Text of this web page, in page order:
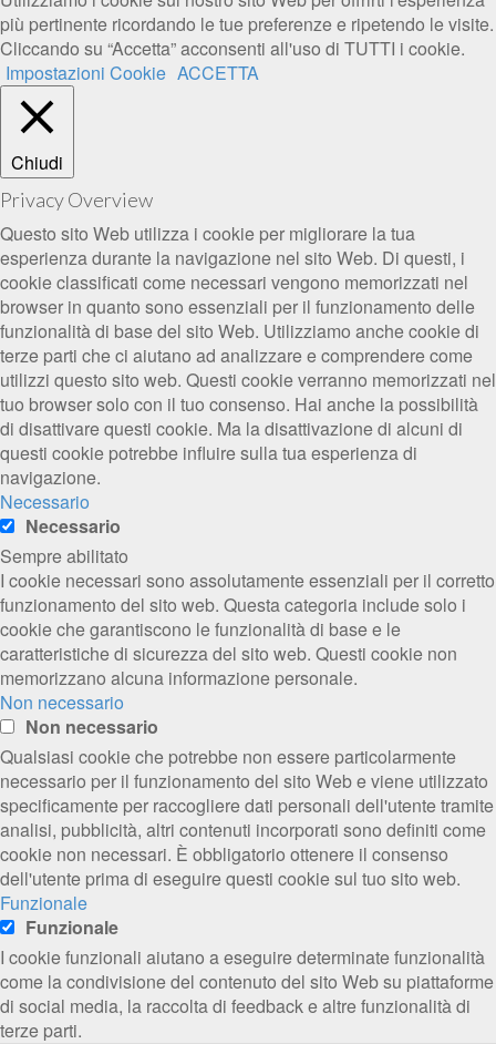
più pertinente ricordando le tue preferenze e ripetendo le visite.
Cliccando su “Accetta” acconsenti all'uso di TUTTI i cookie.
Impostazioni Cookie ACCETTA
Chiudi
Privacy Overview
Questo sito Web utilizza i cookie per migliorare la tua
esperienza durante la navigazione nel sito Web. Di questi, i
cookie classificati come necessari vengono memorizzati nel
browser in quanto sono essenziali per il funzionamento delle
funzionalità di base del sito Web. Utilizziamo anche cookie di
terze parti che ci aiutano ad analizzare e comprendere come
utilizzi questo sito web. Questi cookie verranno memorizzati nel
tuo browser solo con il tuo consenso. Hai anche la possibilità
di disattivare questi cookie. Ma la disattivazione di alcuni di
questi cookie potrebbe influire sulla tua esperienza di
navigazione.
Necessario
Necessario
Sempre abilitato
I cookie necessari sono assolutamente essenziali per il corretto
funzionamento del sito web. Questa categoria include solo i
cookie che garantiscono le funzionalità di base e le
caratteristiche di sicurezza del sito web. Questi cookie non
memorizzano alcuna informazione personale.
Non necessario
Non necessario
Qualsiasi cookie che potrebbe non essere particolarmente
necessario per il funzionamento del sito Web e viene utilizzato
specificamente per raccogliere dati personali dell'utente tramite
analisi, pubblicità, altri contenuti incorporati sono definiti come
cookie non necessari. È obbligatorio ottenere il consenso
dell'utente prima di eseguire questi cookie sul tuo sito web.
Funzionale
Funzionale
I cookie funzionali aiutano a eseguire determinate funzionalità
come la condivisione del contenuto del sito Web su piattaforme
di social media, la raccolta di feedback e altre funzionalità di
terze parti.